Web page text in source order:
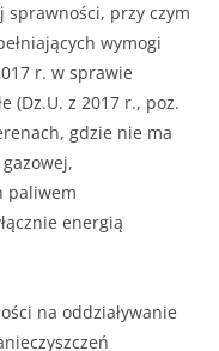
sprawności, przy czym
wymogi
r. w sprawie
(Dz.U. z 2017 r., poz.
gdzie nie ma
paliwem
energią
na oddziaływanie